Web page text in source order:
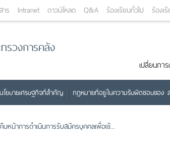
ร Intranet ดาวน์โหลด Q&A ร้องเรียนทั่วไป ร้องเ
รวงการคลัง
เปลี่ยนกา
นโยบายเศรษฐกิจที่สำคัญ กฎหมายที่อยู่ในความรับผิดชอบของ
น้าการดำเนินการรับสมัครบุคคลเพื่อเข้...